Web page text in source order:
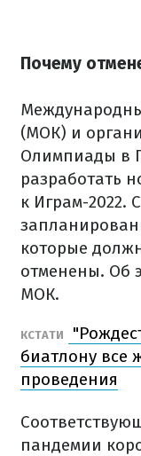
Почему
(МОК) и
Олимпиады в
разработать
к Играм-2022.
которые
отменены. Об
МОК.
КСТАТИ
биатлону все
проведения
пандемии